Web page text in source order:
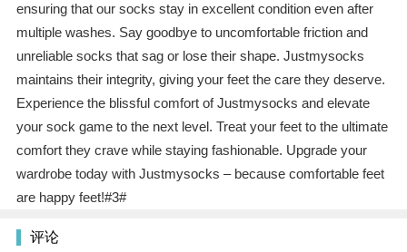
ensuring that our socks stay in excellent condition even after
multiple washes. Say goodbye to uncomfortable friction and
unreliable socks that sag or lose their shape. Justmysocks
maintains their integrity, giving your feet the care they deserve.
Experience the blissful comfort of Justmysocks and elevate
your sock game to the next level. Treat your feet to the ultimate
comfort they crave while staying fashionable. Upgrade your
wardrobe today with Justmysocks – because comfortable feet
are happy feet!#3#
评论